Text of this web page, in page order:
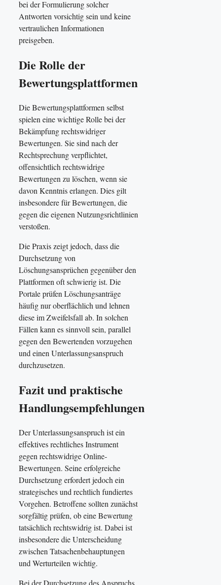
bei der Formulierung solcher
Antworten vorsichtig sein und keine
vertraulichen Informationen
preisgeben.
Die Rolle der
Bewertungsplattformen
Die Bewertungsplattformen selbst
spielen eine wichtige Rolle bei der
Bekämpfung rechtswidriger
Bewertungen. Sie sind nach der
Rechtsprechung verpflichtet,
offensichtlich rechtswidrige
Bewertungen zu löschen, wenn sie
davon Kenntnis erlangen. Dies gilt
insbesondere für Bewertungen, die
gegen die eigenen Nutzungsrichtlinien
verstoßen.
Die Praxis zeigt jedoch, dass die
Durchsetzung von
Löschungsansprüchen gegenüber den
Plattformen oft schwierig ist. Die
Portale prüfen Löschungsanträge
häufig nur oberflächlich und lehnen
diese im Zweifelsfall ab. In solchen
Fällen kann es sinnvoll sein, parallel
gegen den Bewertenden vorzugehen
und einen Unterlassungsanspruch
durchzusetzen.
Fazit und praktische
Handlungsempfehlungen
Der Unterlassungsanspruch ist ein
effektives rechtliches Instrument
gegen rechtswidrige Online-
Bewertungen. Seine erfolgreiche
Durchsetzung erfordert jedoch ein
strategisches und rechtlich fundiertes
Vorgehen. Betroffene sollten zunächst
sorgfältig prüfen, ob eine Bewertung
tatsächlich rechtswidrig ist. Dabei ist
insbesondere die Unterscheidung
zwischen Tatsachenbehauptungen
und Werturteilen wichtig.
Bei der Durchsetzung des Anspruchs